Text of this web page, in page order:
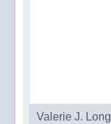
Valerie J. Long